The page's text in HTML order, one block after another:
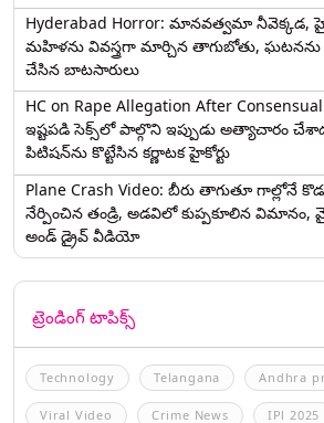
Hyderabad Horror: మానవత్వమా
మహిళను వివస్త్రగా మార్చిన తాగుబోతు,
చేసిన బాటసారులు
HC on Rape Allegation After
ఇష్టపడి సెక్స్‌లో పాల్గొని ఇప్పుడు అత్యాచారం
పిటిషన్‌ను కొట్టేసిన కర్ణాటక హైకోర్టు
Plane Crash Video: బీరు తాగుతూ గాల్లోనే
నేర్పించిన తండ్రి, అడవిలో కుప్పకూలిన విమానం,
అండ్ డ్రైవ్ వీడియో
ట్రెండింగ్ టాపిక్స్
Technology Telangana Andhra
Viral Video Crime News IPl 2025